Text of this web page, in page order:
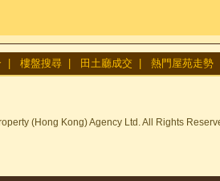
樓盤搜尋 田土廳成交 熱門屋苑走勢
(Hong Kong) Agency Ltd. All Rights